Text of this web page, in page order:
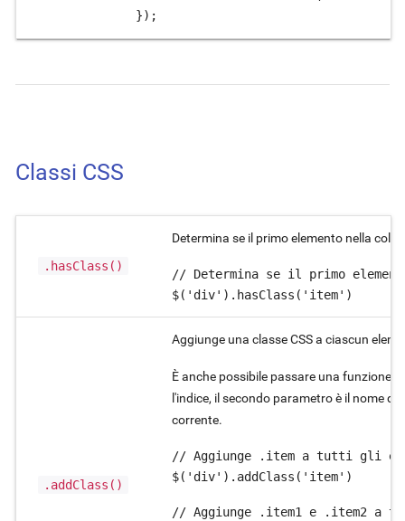
});
Classi CSS
.hasClass()
Determina se il primo elemento nella
// Determina se il primo
$('div').hasClass('item')
.addClass()
Aggiunge una classe CSS a ciascun
È anche possibile passare una funzione
l'indice, il secondo parametro è il nome
corrente.
// Aggiunge .item a tutti gli
$('div').addClass('item')
// Aggiunge .item1 e .item2 a